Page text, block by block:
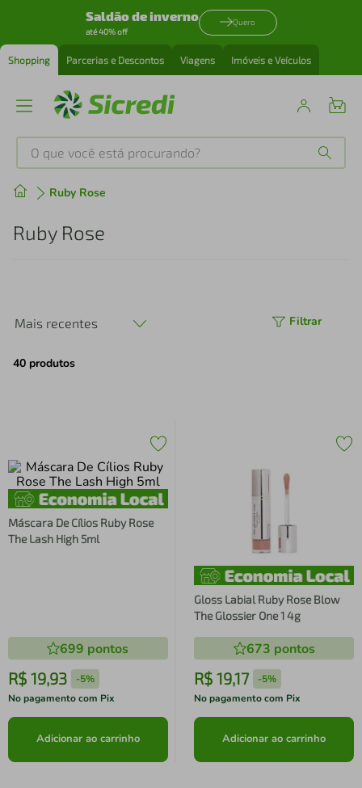
Saldão de inverno
até 40% off
Quero
Shopping Parcerias e Descontos Viagens Imóveis e Veículos
O que você está procurando?
Ruby Rose
Ruby Rose
Mais recentes Filtrar
40 produtos
Máscara De Cílios Ruby Rose
The Lash High 5ml
699 pontos
R$ 19,93 -5%
No pagamento com Pix
Adicionar ao carrinho
Gloss Labial Ruby Rose Blow
The Glossier One 1 4g
673 pontos
R$ 19,17 -5%
No pagamento com Pix
Adicionar ao carrinho
Produtos mais buscados
tenis
perfume
4º air fryer